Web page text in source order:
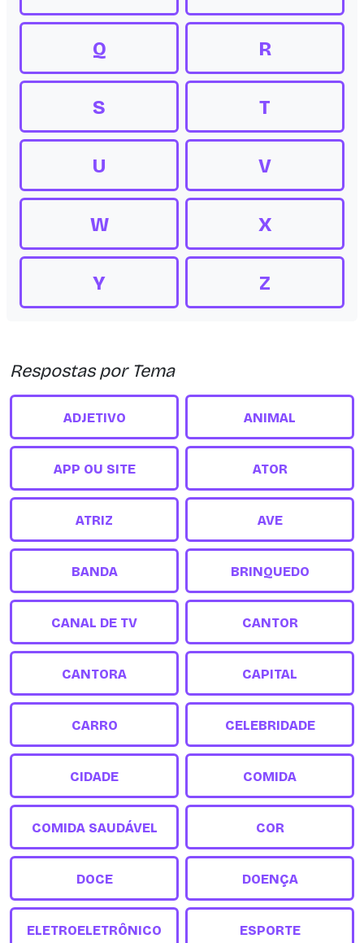
Q R
S T
U V
W X
Y Z
Respostas por Tema
ADJETIVO ANIMAL
APP OU SITE ATOR
ATRIZ AVE
BANDA BRINQUEDO
CANAL DE TV CANTOR
CANTORA CAPITAL
CARRO CELEBRIDADE
CIDADE COMIDA
COMIDA SAUDÁVEL COR
DOCE DOENÇA
ELETROELETRÔNICO ESPORTE